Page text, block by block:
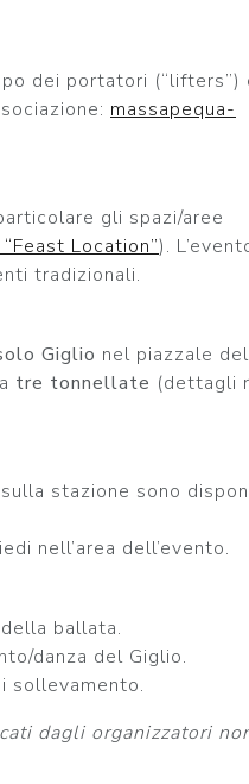
dei portatori (“lifters”)
massapequa-
gli spazi/aree
Location”).
tradizionali.
Giglio nel piazzale
tre tonnellate (dettagli
stazione sono
nell’area dell’evento.
ballata.
danza del Giglio.
sollevamento.
dagli organizzatori